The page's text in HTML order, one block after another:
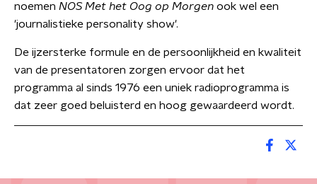
noemen NOS Met het Oog op Morgen ook wel een
'journalistieke personality show'.
De ijzersterke formule en de persoonlijkheid en kwaliteit
van de presentatoren zorgen ervoor dat het
programma al sinds 1976 een uniek radioprogramma is
dat zeer goed beluisterd en hoog gewaardeerd wordt.